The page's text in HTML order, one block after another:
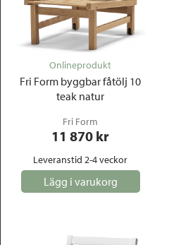
Fri Form byggbar fåtölj 10
teak natur
Onlineprodukt
Fri Form
11 870 kr
Leveranstid 2-4 veckor
Lägg i varukorg